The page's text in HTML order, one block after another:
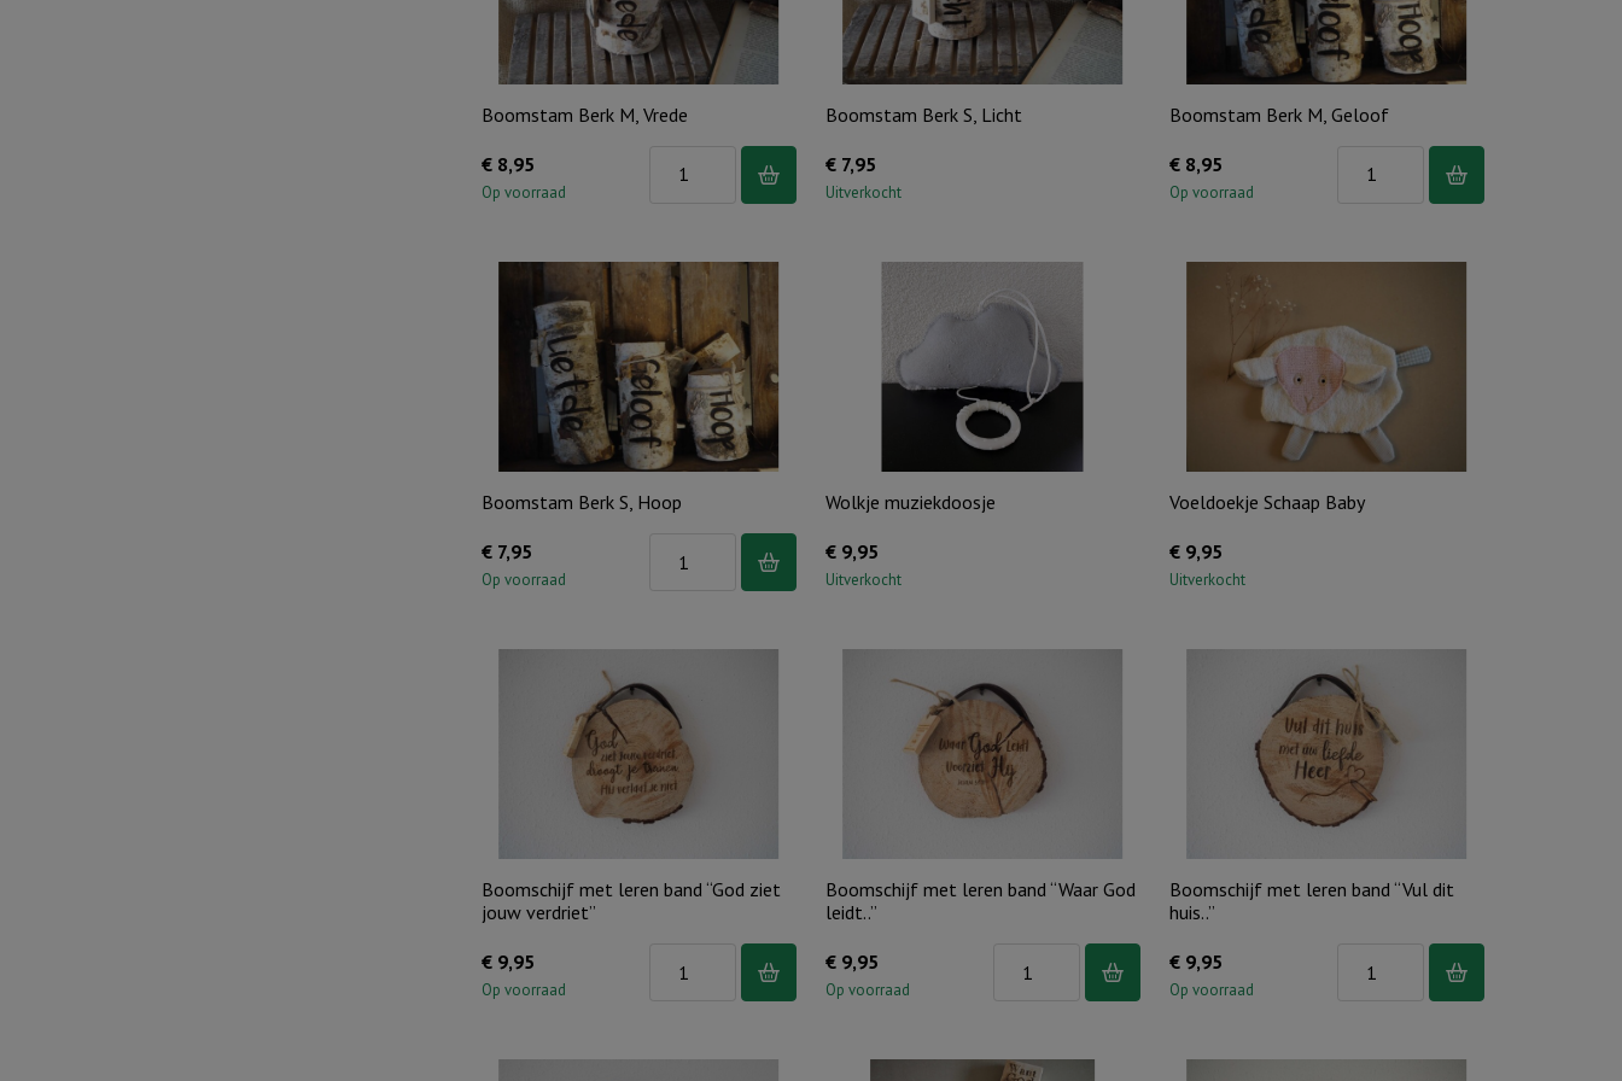
Boomstam Berk M, Vrede
€ 8,95
Op voorraad
Vrede
aantal
Boomstam Berk S, Licht
€7,95
Uitverkocht
Boomstam Berk M, Geloof
€8,95
Op voorraad
Geloof
Boomstam Berk S, Hoop
€ 7,95
Op voorraad
Hoop
Wolkje muziekdoosje
€9,95
Uitverkocht
Voeldoekje Schaap Baby
€9,95
Uitverkocht
Boomschijf met leren band “God ziet
jouw verdriet”
€ 9,95
Op voorraad
band
Boomschijf met leren band “Waar God
leidt..”
€9,95
Op voorraad
band
Boomschijf met leren band “Vul dit
huis..”
€9,95
Op voorraad
band